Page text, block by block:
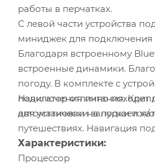
работы в перчатках.
С левой части устройства
миниджек для
Благодаря встроенному Bluetooth
встроенные динамики.
погоду. В комплекте с
подключения питания.
автоматически
Навигатор отлично походит для использования на
для установки на лодки и
Характеристики:
Процессор